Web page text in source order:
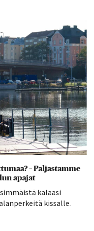
– Paljastamme
apajat
kalaasi
kissalle.